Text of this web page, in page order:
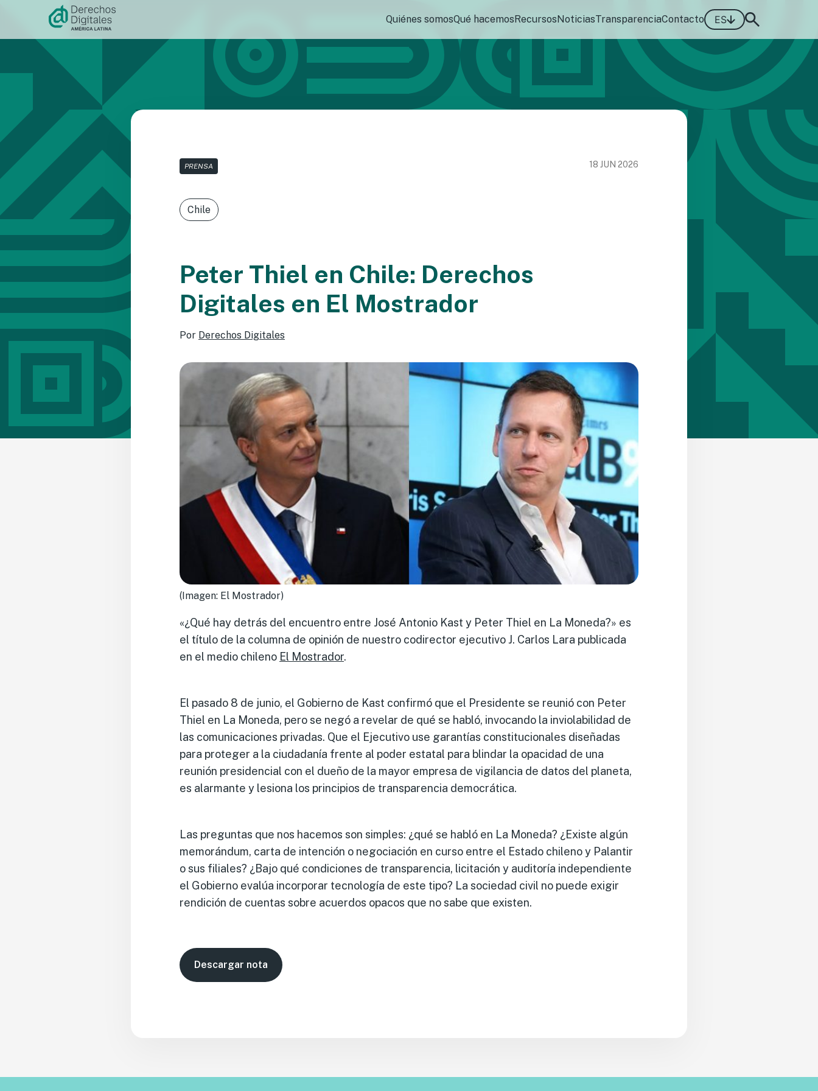
contenido
Quiénes somosQué hacemosRecursosNoticiasTransparenciaContacto ES
PRENSA 18 JUN 2026
Chile
Peter Thiel en Chile: Derechos
Digitales en El Mostrador
Por Derechos Digitales
(Imagen: El Mostrador)
«¿Qué hay detrás del encuentro entre José Antonio Kast y Peter Thiel en La Moneda?» es
el título de la columna de opinión de nuestro codirector ejecutivo J. Carlos Lara publicada
en el medio chileno El Mostrador.
El pasado 8 de junio, el Gobierno de Kast confirmó que el Presidente se reunió con Peter
Thiel en La Moneda, pero se negó a revelar de qué se habló, invocando la inviolabilidad de
las comunicaciones privadas. Que el Ejecutivo use garantías constitucionales diseñadas
para proteger a la ciudadanía frente al poder estatal para blindar la opacidad de una
reunión presidencial con el dueño de la mayor empresa de vigilancia de datos del planeta,
es alarmante y lesiona los principios de transparencia democrática.
Las preguntas que nos hacemos son simples: ¿qué se habló en La Moneda? ¿Existe algún
memorándum, carta de intención o negociación en curso entre el Estado chileno y Palantir
o sus filiales? ¿Bajo qué condiciones de transparencia, licitación y auditoría independiente
el Gobierno evalúa incorporar tecnología de este tipo? La sociedad civil no puede exigir
rendición de cuentas sobre acuerdos opacos que no sabe que existen.
Descargar nota